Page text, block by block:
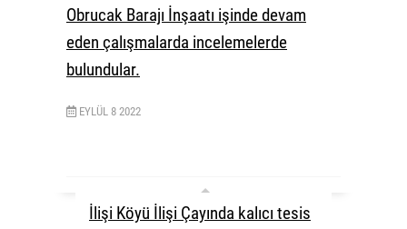
Obrucak Barajı İnşaatı işinde devam
eden çalışmalarda incelemelerde
bulundular.
EYLÜL 8 2022
İlişi Köyü İlişi Çayında kalıcı tesis